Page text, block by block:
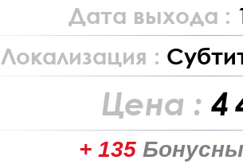
Дата выхода :
Локализация :
Цена : 4
+ 135